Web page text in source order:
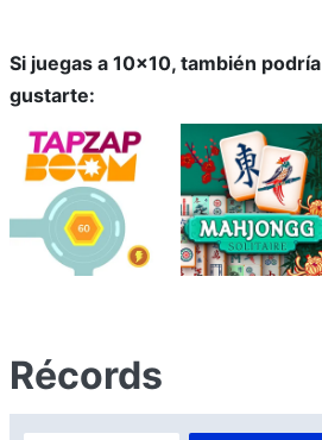
Si juegas a 10x10, también podría
gustarte:
Récords